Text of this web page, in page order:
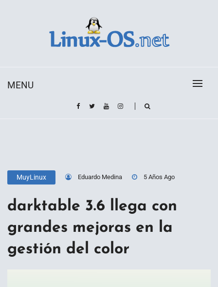
MENU
MuyLinux Eduardo Medina 5 Años Ago
darktable 3.6 llega con
grandes mejoras en la
gestión del color